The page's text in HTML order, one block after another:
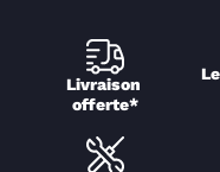
Livraison
offerte*